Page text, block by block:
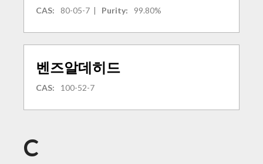
CAS: 80-05-7 | Purity: 99.80%
벤즈알데히드
CAS: 100-52-7
C